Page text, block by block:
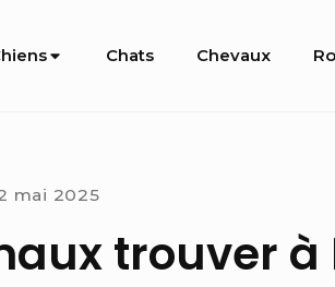
Chats Chevaux
mai 2025
trouver à